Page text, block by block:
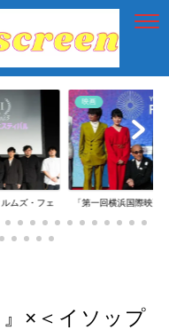
ムズ・フェ
映画
「第一回横浜国際映画
×＜イソップ